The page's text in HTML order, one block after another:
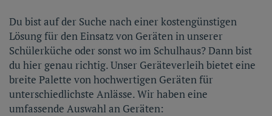
Du bist auf der Suche nach einer kostengünstigen
Lösung für den Einsatz von Geräten in unserer
Schülerküche oder sonst wo im Schulhaus? Dann bist
du hier genau richtig. Unser Geräteverleih bietet eine
breite Palette von hochwertigen Geräten für
unterschiedlichste Anlässe. Wir haben eine
umfassende Auswahl an Geräten: